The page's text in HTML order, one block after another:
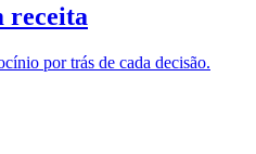
receita
por trás de cada decisão.